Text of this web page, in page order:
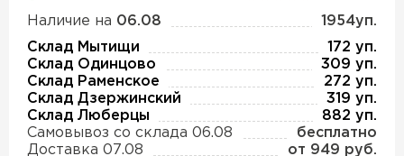
Наличие на 06.08
1954уп.
Склад Мытищи
172 уп.
Склад Одинцово
309 уп.
Склад Раменское
272 уп.
Склад Дзержинский
319 уп.
Склад Люберцы
882 уп.
Самовывоз со склада 06.08
бесплатно
Доставка 07.08
от 949 руб.
Утеплитель Ruspanel
ПЕРЕЙТИ
Утеплитель Юматекс
Утеплитель Теплекс